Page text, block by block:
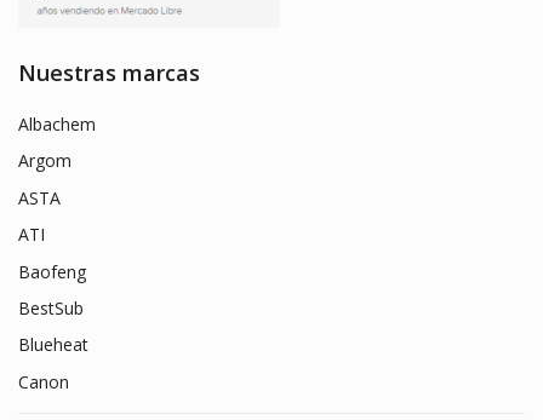
Nuestras marcas
Albachem
Argom
ASTA
ATI
Baofeng
BestSub
Blueheat
Canon